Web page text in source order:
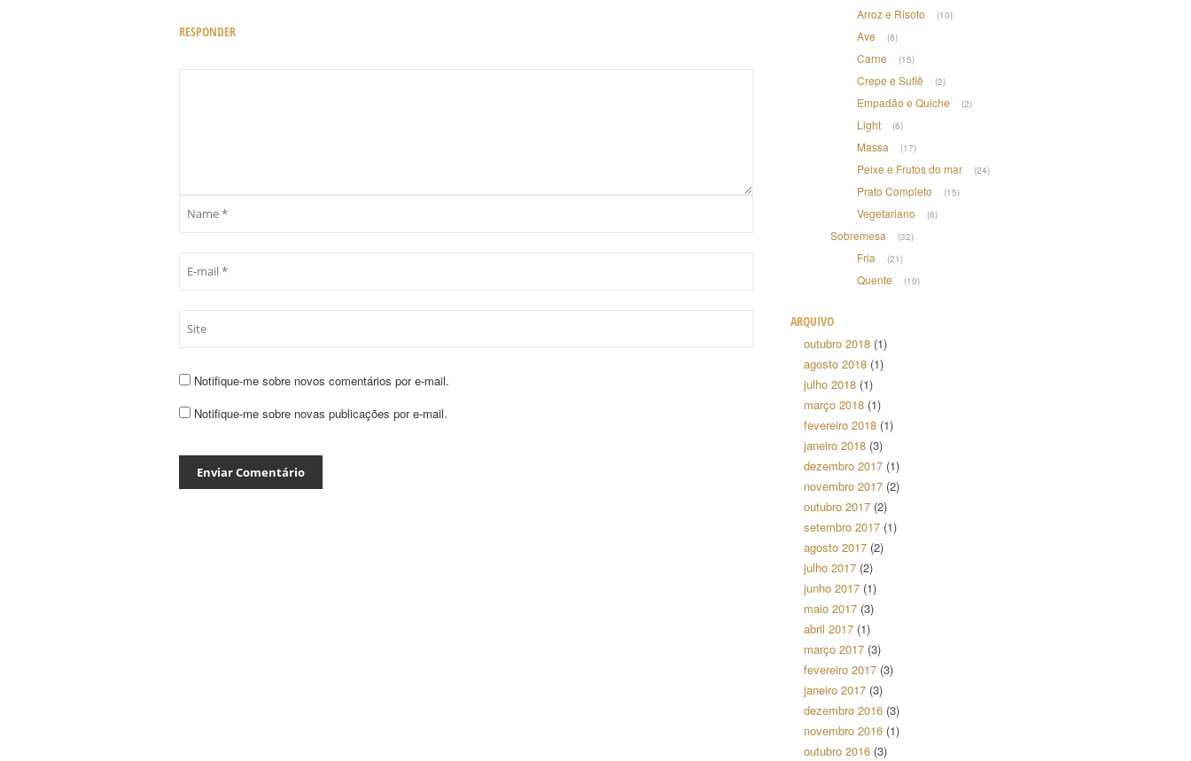
RESPONDER
Notifique-me sobre novos comentários por e-mail.
Notifique-me sobre novas publicações por e-mail.
Arroz e Risoto (10)
Ave (8)
Carne (15)
Crepe e Suflê (2)
Empadão e Quiche (2)
Light (6)
Massa (17)
Peixe e Frutos do mar (24)
Prato Completo (15)
Vegetariano (6)
Sobremesa (32)
Fria (21)
Quente (10)
ARQUIVO
outubro 2018 (1)
agosto 2018 (1)
julho 2018 (1)
março 2018 (1)
fevereiro 2018 (1)
janeiro 2018 (3)
dezembro 2017 (1)
novembro 2017 (2)
outubro 2017 (2)
setembro 2017 (1)
agosto 2017 (2)
julho 2017 (2)
junho 2017 (1)
maio 2017 (3)
abril 2017 (1)
março 2017 (3)
fevereiro 2017 (3)
janeiro 2017 (3)
dezembro 2016 (3)
novembro 2016 (1)
outubro 2016 (3)